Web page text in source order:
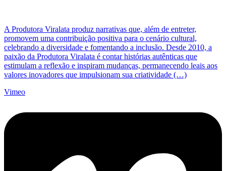
A Produtora Viralata produz narrativas que, além de entreter,
promovem uma contribuição positiva para o cenário cultural,
celebrando a diversidade e fomentando a inclusão. Desde 2010, a
paixão da Produtora Viralata é contar histórias autênticas que
estimulam a reflexão e inspiram mudanças, permanecendo leais aos
valores inovadores que impulsionam sua criatividade (…)
Vimeo